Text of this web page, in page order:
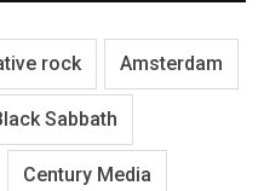
rock Amsterdam
Sabbath
Century Media